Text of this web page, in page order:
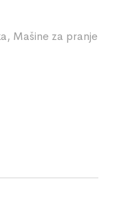
, Mašine za pranje